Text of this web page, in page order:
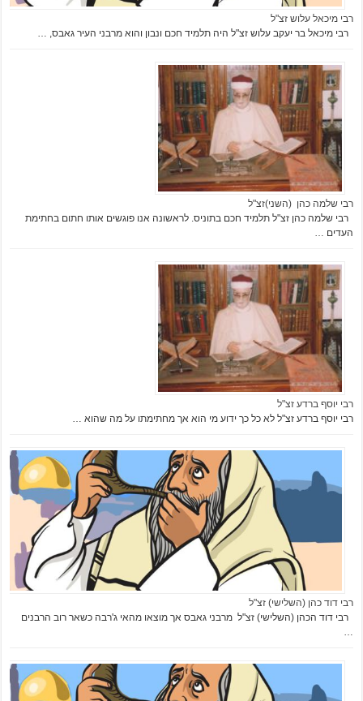
רבי מיכאל עלוש זצ"ל
רבי מיכאל בר יעקב עלוש זצ"ל היה תלמיד חכם ונבון והוא מרבני העיר גאבס, …
רבי שלמה כהן (השני)זצ"ל
רבי שלמה כהן זצ"ל תלמיד חכם בתוניס. לראשונה אנו פוגשים אותו חתום בחתימת
העדים …
רבי יוסף ברדע זצ"ל
רבי יוסף ברדע זצ"ל לא כל כך ידוע מי הוא אך מחתימתו על מה שהוא …
רבי דוד כהן (השלישי) זצ"ל
רבי דוד הכהן (השלישי) זצ"ל מרבני גאבס אך מוצאו מהאי ג'רבה כשאר רוב הרבנים
…